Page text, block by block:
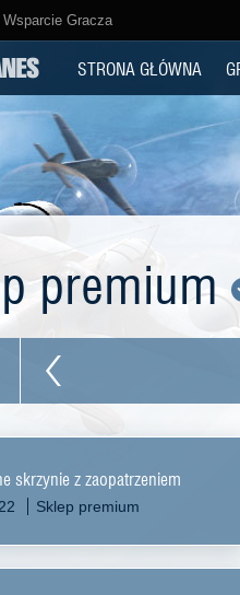
Wsparcie Gracza
STRONA GŁÓWNA
premium
skrzynie z zaopatrzeniem
Sklep premium